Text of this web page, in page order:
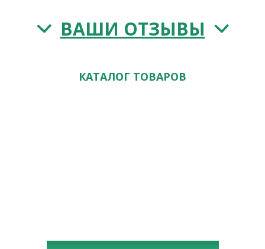
ВАШИ ОТЗЫВЫ
КАТАЛОГ ТОВАРОВ